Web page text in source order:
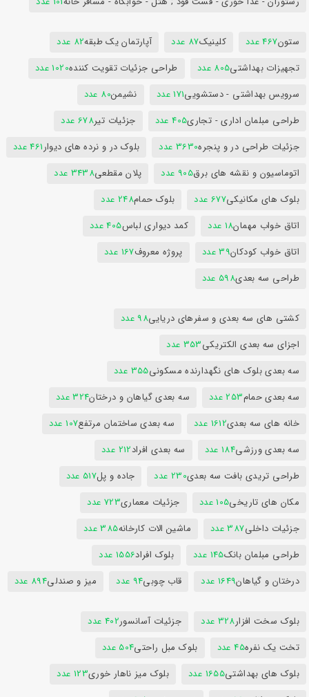
ستون467 عدد کلینیک87 عدد آپارتمان یک طبقه82 عدد
تجهیزات بهداشتی805 عدد طراحی جزئیات تقویت کننده1020 عدد
سرویس بهداشتی - دستشویی171 عدد نشیمن80 عدد
طراحی مبلمان اداری - تجاری405 عدد جزئیات تیر678 عدد
جزئیات طراحی در و پنجره3630 عدد بلوک در و نرده های دیوار461 عدد
اتوماسیون و نقشه های برق905 عدد پلان مقطعی3438 عدد
بلوک های مکانیکی677 عدد بلوک حمام248 عدد
اتاق خواب مهمان18 عدد کمد دیواری لباس405 عدد
اتاق خواب کودکان39 عدد پروژه معروف167 عدد
طراحی سه بعدی598 عدد
کشتی های سه بعدی و سفرهای دریایی98 عدد
اجزای سه بعدی الکتریکی353 عدد
سه بعدی بلوک های نگهدارنده مسکونی355 عدد
سه بعدی حمام253 عدد سه بعدی گیاهان و درختان324 عدد
خانه های سه بعدی1612 عدد سه بعدی ساختمان مرتفع107 عدد
سه بعدی ورزشی184 عدد سه بعدی افراد212 عدد
طراحی تریدی بافت سه بعدی230 عدد جاده و پل517 عدد
مکان های تاریخی105 عدد جزئیات معماری723 عدد
جزئیات داخلی387 عدد ماشین الات کارخانه385 عدد
طراحی مبلمان بانک145 عدد بلوک افراد1556 عدد
درختان و گیاهان1649 عدد قاب چوبی94 عدد میز و صندلی894 عدد
بلوک سخت افزار328 عدد جزئیات آسانسور402 عدد
تخت یک نفره45 عدد بلوک مبل راحتی504 عدد
بلوک های بهداشتی1655 عدد بلوک میز ناهار خوری123 عدد